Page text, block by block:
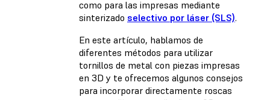
como para las impresas mediante
sinterizado selectivo por láser (SLS).
En este artículo, hablamos de
diferentes métodos para utilizar
tornillos de metal con piezas impresas
en 3D y te ofrecemos algunos consejos
para incorporar directamente roscas